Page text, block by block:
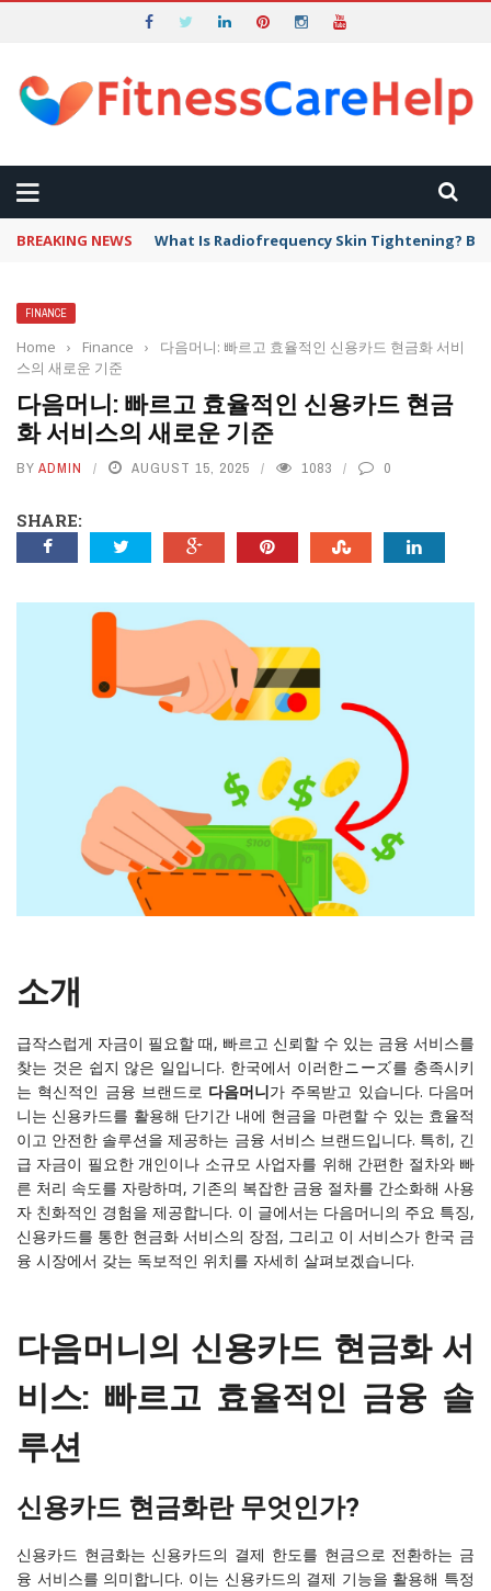
BREAKING NEWS What Is Radiofrequency Skin Tightening?
FINANCE
Home › Finance ›
다음머니: 빠르고 효율적인 신용카드 현금화 서비
스의 새로운 기준
다음머니: 빠르고 효율적인 신용카드 현금
화 서비스의 새로운 기준
BY ADMIN AUGUST 15, 2025 1083 0
SHARE:
소개
급작스럽게 자금이 필요할 때, 빠르고 신뢰할 수 있는 금융 서비스를
찾는 것은 쉽지 않은 일입니다. 한국에서 이러한ニーズ를 충족시키
는 혁신적인 금융 브랜드로 다음머니가 주목받고 있습니다. 다음머
니는 신용카드를 활용해 단기간 내에 현금을 마련할 수 있는 효율적
이고 안전한 솔루션을 제공하는 금융 서비스 브랜드입니다. 특히, 긴
급 자금이 필요한 개인이나 소규모 사업자를 위해 간편한 절차와 빠
른 처리 속도를 자랑하며, 기존의 복잡한 금융 절차를 간소화해 사용
자 친화적인 경험을 제공합니다. 이 글에서는 다음머니의 주요 특징,
신용카드를 통한 현금화 서비스의 장점, 그리고 이 서비스가 한국 금
융 시장에서 갖는 독보적인 위치를 자세히 살펴보겠습니다.
다음머니의 신용카드 현금화 서
비스: 빠르고 효율적인 금융 솔
루션
신용카드 현금화란 무엇인가?
신용카드 현금화는 신용카드의 결제 한도를 현금으로 전환하는 금
융 서비스를 의미합니다. 이는 신용카드의 결제 기능을 활용해 특정